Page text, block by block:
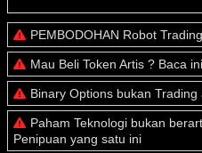
PEMBODOHAN Robot Trading
Mau Beli Token Artis ? Baca
Binary Options bukan Trading
Paham Teknologi bukan
Penipuan yang satu ini